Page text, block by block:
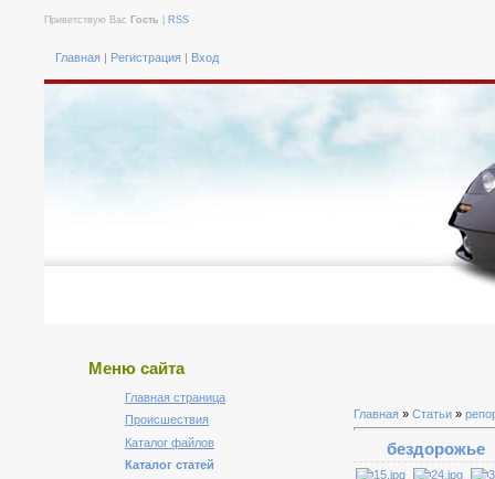
Приветствую Вас Гость RSS
Главная | Регистрация | Вход
Меню сайта
Главная страница
Происшествия
Каталог файлов
Каталог статей
Главная » Статьи »
бездорожье